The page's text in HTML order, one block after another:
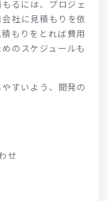
るには、プロジェ
社に見積もりを依
もりをとれば費用
のスケジュールも
すいよう、開発の
せ